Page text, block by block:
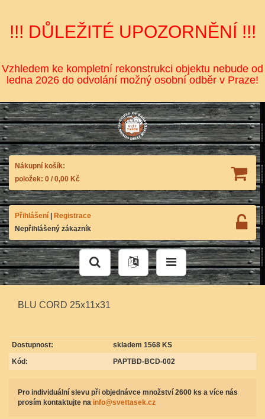
!!! DŮLEŽITÉ UPOZORNĚNÍ !!!
Vzhledem ke kompletní rekonstrukci objektu nebude od
ledna 2026 do odvolání možný osobní odběr v Praze!
Nákupní košík:
položek: 0 / 0,00 Kč
Přihlášení
Registrace
Nepřihlášený zákazník
BLU CORD 25x11x31
Dostupnost:
skladem 1568 KS
Kód:
PAPTBD-BCD-002
Pro individuální slevu při objednávce množství 2600 ks a více nás
prosím kontaktujte na info@svettasek.cz